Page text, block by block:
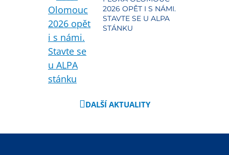
2026 OPĚT I S NÁMI.
STAVTE SE U ALPA
STÁNKU
DALŠÍ AKTUALITY